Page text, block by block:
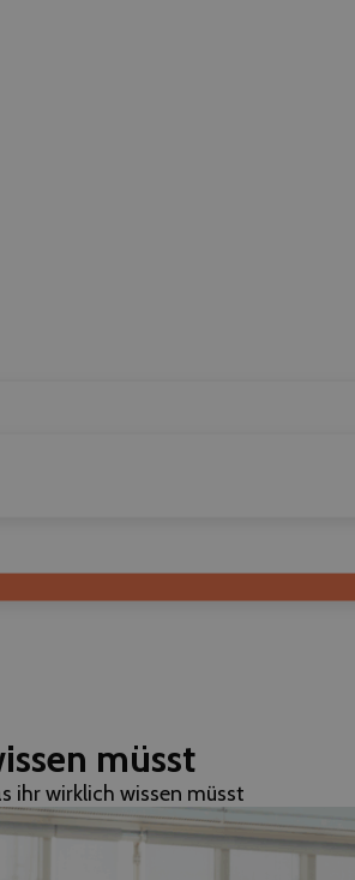
müsst
ihr wirklich wissen müsst